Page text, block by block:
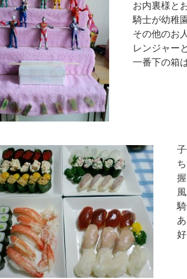
お内裏様と
騎士が幼稚
その他のお
レンジャー
一番下の箱
子
ち
握
風
騎
あ
好